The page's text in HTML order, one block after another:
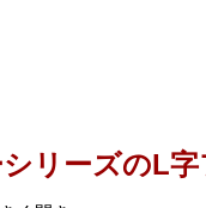
リーズのL字